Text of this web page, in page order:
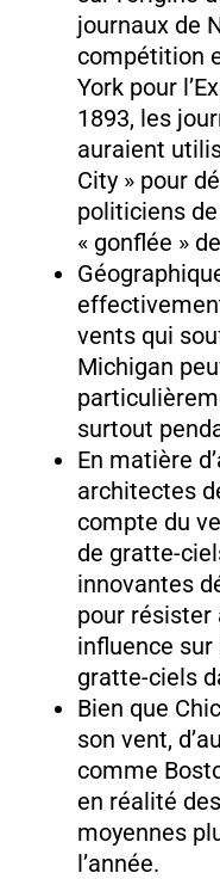
journaux de
compétition
York pour
1893, les
auraient
City » pour
politiciens
« gonflée »
vents qui
Michigan
surtout
En matière
architectes
compte du
de gratte-
innovantes
pour résister
influence
gratte-ciels
Bien que
son vent,
comme
en réalité
moyennes
l’année.